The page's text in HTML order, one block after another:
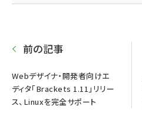
前の記事
Webデザイナ・開発者向けエ
ディタ「Brackets 1.11」リリー
ス、Linuxを完全サポート